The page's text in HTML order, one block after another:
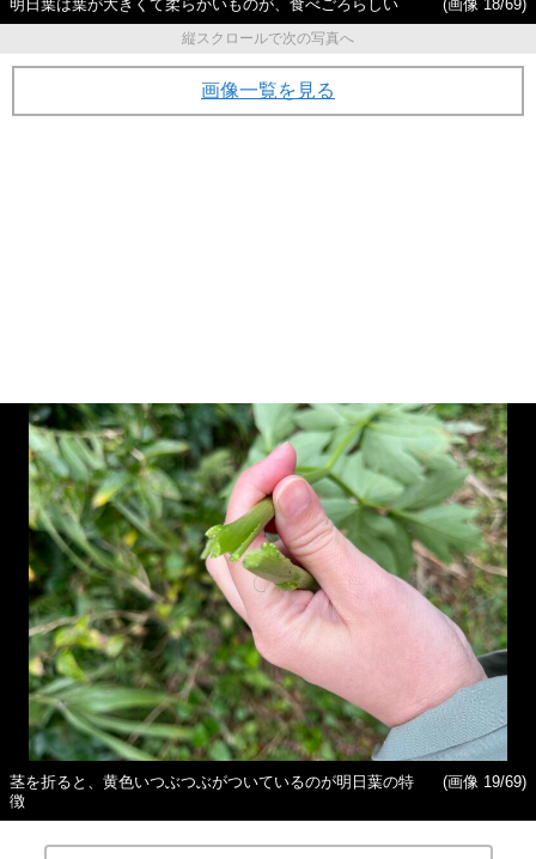
明日葉は葉が大きくて柔らかいものが、食べごろらしい
(画像 18/69)
縦スクロールで次の写真へ
画像一覧を見る
茎を折ると、黄色いつぶつぶがついているのが明日葉の特
徴
(画像 19/69)